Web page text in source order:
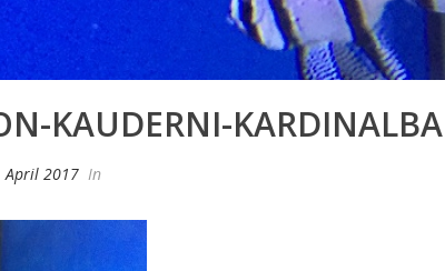
KAUDERNI-
April 2017 In